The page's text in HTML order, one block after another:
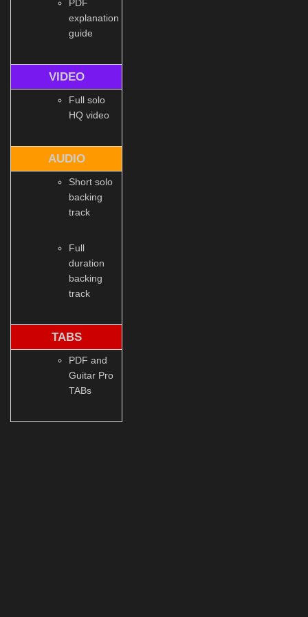
PDF
explanation
guide
VIDEO
Full solo
HQ video
AUDIO
Short solo
backing
track
Full
duration
backing
track
TABS
PDF and
Guitar Pro
TABs